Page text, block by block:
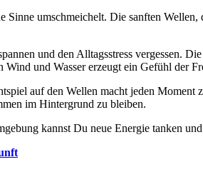
Sinne umschmeichelt. Die sanften
und den Alltagsstress vergessen.
und Wasser erzeugt ein Gefühl der
auf den Wellen macht jeden
im Hintergrund zu bleiben.
kannst Du neue Energie tanken